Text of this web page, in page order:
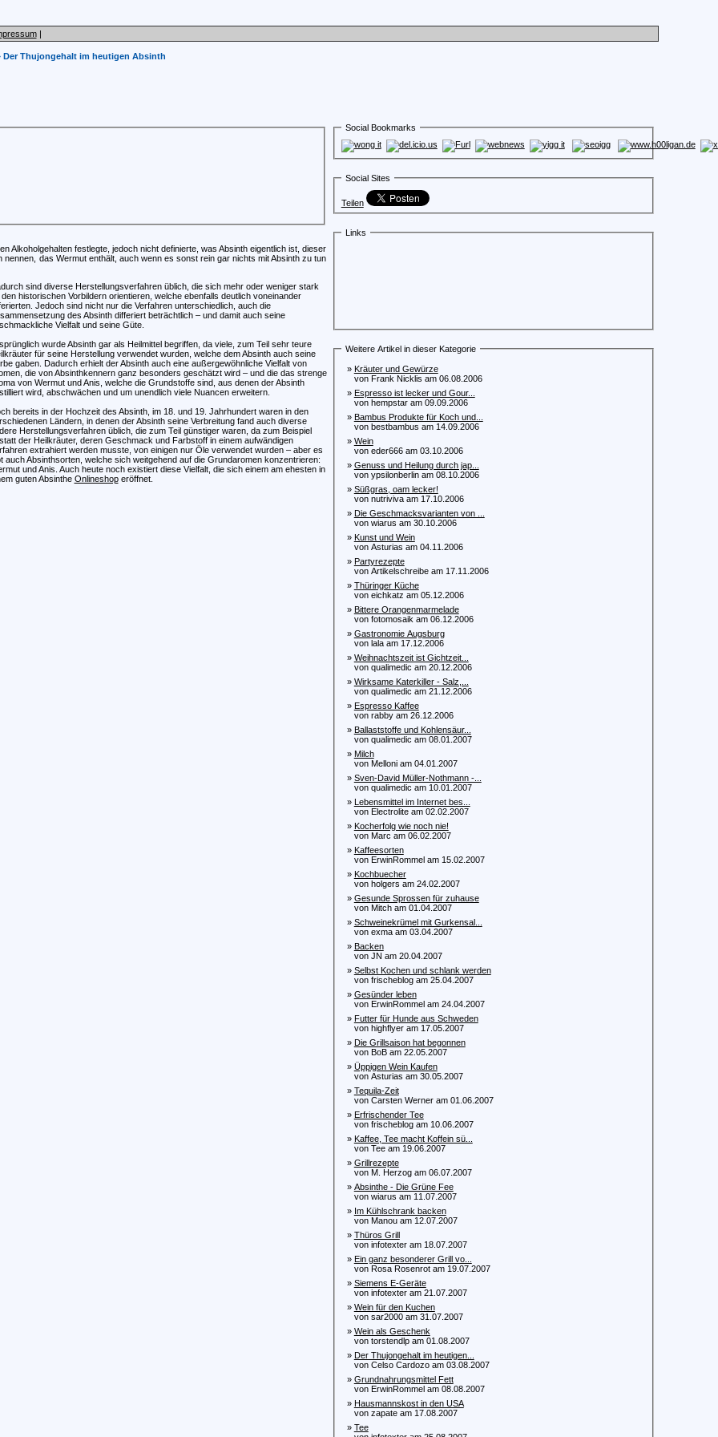
|
Der Thujongehalt im heutigen Absinth
Alkoholgehalten festlegte, jedoch nicht definierte, was Absinth eigentlich ist, dieser
das Wermut enthält, auch wenn es sonst rein gar nichts mit Absinth zu tun
sind diverse Herstellungsverfahren üblich, die sich mehr oder weniger stark
den historischen Vorbildern orientieren, welche ebenfalls deutlich voneinander
Jedoch sind nicht nur die Verfahren unterschiedlich, auch die
des Absinth differiert beträchtlich – und damit auch seine
Vielfalt und seine Güte.
wurde Absinth gar als Heilmittel begriffen, da viele, zum Teil sehr teure
für seine Herstellung verwendet wurden, welche dem Absinth auch seine
gaben. Dadurch erhielt der Absinth auch eine außergewöhnliche Vielfalt von
die von Absinthkennern ganz besonders geschätzt wird – und die das strenge
von Wermut und Anis, welche die Grundstoffe sind, aus denen der Absinth
wird, abschwächen und um unendlich viele Nuancen erweitern.
bereits in der Hochzeit des Absinth, im 18. und 19. Jahrhundert waren in den
Ländern, in denen der Absinth seine Verbreitung fand auch diverse
Herstellungsverfahren üblich, die zum Teil günstiger waren, da zum Beispiel
der Heilkräuter, deren Geschmack und Farbstoff in einem aufwändigen
extrahiert werden musste, von einigen nur Öle verwendet wurden – aber es
auch Absinthsorten, welche sich weitgehend auf die Grundaromen konzentrieren:
und Anis. Auch heute noch existiert diese Vielfalt, die sich einem am ehesten in
guten Absinthe Onlineshoperöffnet.
Social Bookmarks
Social Sites
Teilen
Links
Weitere Artikel in dieser Kategorie
» Kräuter und Gewürze
von Frank Nicklis am 06.08.2006
» Espresso ist lecker und Gour...
von hempstar am 09.09.2006
» Bambus Produkte für Koch und...
von bestbambus am 14.09.2006
» Wein
von eder666 am 03.10.2006
» Genuss und Heilung durch jap...
von ypsilonberlin am 08.10.2006
» Süßgras, oam lecker!
von nutriviva am 17.10.2006
» Die Geschmacksvarianten von ...
von wiarus am 30.10.2006
» Kunst und Wein
von Asturias am 04.11.2006
» Partyrezepte
von Artikelschreibe am 17.11.2006
» Thüringer Küche
von eichkatz am 05.12.2006
» Bittere Orangenmarmelade
von fotomosaik am 06.12.2006
» Gastronomie Augsburg
von lala am 17.12.2006
» Weihnachtszeit ist Gichtzeit...
von qualimedic am 20.12.2006
» Wirksame Katerkiller - Salz,...
von qualimedic am 21.12.2006
» Espresso Kaffee
von rabby am 26.12.2006
» Ballaststoffe und Kohlensäur...
von qualimedic am 08.01.2007
» Milch
von Melloni am 04.01.2007
» Sven-David Müller-Nothmann -...
von qualimedic am 10.01.2007
» Lebensmittel im Internet bes...
von Electrolite am 02.02.2007
» Kocherfolg wie noch nie!
von Marc am 06.02.2007
» Kaffeesorten
von ErwinRommel am 15.02.2007
» Kochbuecher
von holgers am 24.02.2007
» Gesunde Sprossen für zuhause
von Mitch am 01.04.2007
» Schweinekrümel mit Gurkensal...
von exma am 03.04.2007
» Backen
von JN am 20.04.2007
» Selbst Kochen und schlank werden
von frischeblog am 25.04.2007
» Gesünder leben
von ErwinRommel am 24.04.2007
» Futter für Hunde aus Schweden
von highflyer am 17.05.2007
» Die Grillsaison hat begonnen
von BoB am 22.05.2007
» Üppigen Wein Kaufen
von Asturias am 30.05.2007
» Tequila-Zeit
von Carsten Werner am 01.06.2007
» Erfrischender Tee
von frischeblog am 10.06.2007
» Kaffee, Tee macht Koffein sü...
von Tee am 19.06.2007
» Grillrezepte
von M. Herzog am 06.07.2007
» Absinthe - Die Grüne Fee
von wiarus am 11.07.2007
» Im Kühlschrank backen
von Manou am 12.07.2007
» Thüros Grill
von infotexter am 18.07.2007
» Ein ganz besonderer Grill vo...
von Rosa Rosenrot am 19.07.2007
» Siemens E-Geräte
von infotexter am 21.07.2007
» Wein für den Kuchen
von sar2000 am 31.07.2007
» Wein als Geschenk
von torstendlp am 01.08.2007
» Der Thujongehalt im heutigen...
von Celso Cardozo am 03.08.2007
» Grundnahrungsmittel Fett
von ErwinRommel am 08.08.2007
» Hausmannskost in den USA
von zapate am 17.08.2007
» Tee